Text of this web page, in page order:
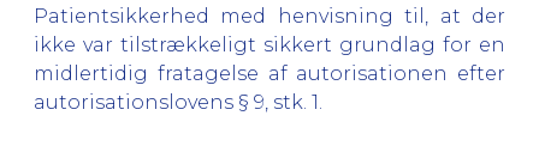
Patientsikkerhed med henvisning til, at der
ikke var tilstrækkeligt sikkert grundlag for en
midlertidig fratagelse af autorisationen efter
autorisationslovens § 9, stk. 1.